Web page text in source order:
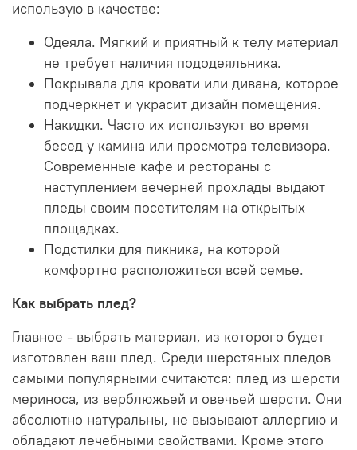
использую в качестве:
Одеяла. Мягкий и приятный к телу материал
не требует наличия пододеяльника.
Покрывала для кровати или дивана, которое
подчеркнет и украсит дизайн помещения.
Накидки. Часто их используют во время
бесед у камина или просмотра телевизора.
Современные кафе и рестораны с
наступлением вечерней прохлады выдают
пледы своим посетителям на открытых
площадках.
Подстилки для пикника, на которой
комфортно расположиться всей семье.
Как выбрать плед?
Главное - выбрать материал, из которого будет
изготовлен ваш плед. Среди шерстяных пледов
самыми популярными считаются: плед из шерсти
мериноса, из верблюжьей и овечьей шерсти. Они
абсолютно натуральны, не вызывают аллергию и
обладают лечебными свойствами. Кроме этого